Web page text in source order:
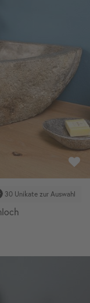
30 Unikate zur Auswahl